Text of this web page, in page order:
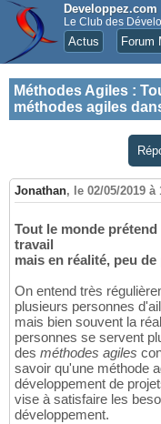
Developpez.com
Le Club des
Actus Forum
Méthodes Agiles :
méthodes agiles
Jonathan, le 02/05/2019 à
Tout le monde
travail
mais en réalité, peu
On entend très
plusieurs personnes
mais bien souvent la
personnes se servent
des méthodes agiles
savoir qu'une méthode
développement de
vise à satisfaire les
développement.